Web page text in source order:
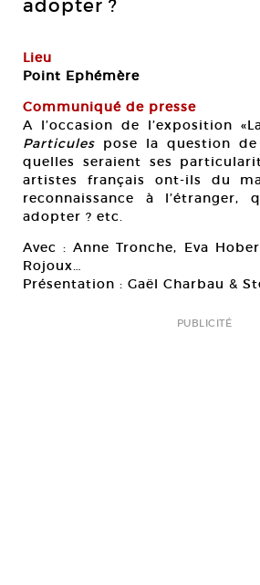
adopter ?
Lieu
Point Ephémère
Communiqué de presse
A l’occasion de l’exposition
Particules pose la question de
quelles seraient ses
artistes français ont-ils du
reconnaissance à l’étranger,
adopter ? etc.
Avec : Anne Tronche, Eva
Rojoux…
Présentation : Gaël Charbau &
PUBLICITÉ